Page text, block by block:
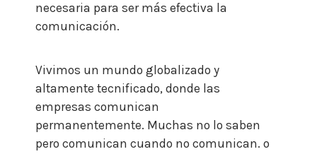
necesaria para ser más efectiva la
comunicación.
Vivimos un mundo globalizado y
altamente tecnificado, donde las
empresas comunican
permanentemente. Muchas no lo saben
pero comunican cuando no comunican. o